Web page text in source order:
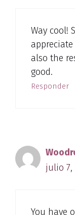
Way cool!
also the
good.
Responder
julio 7,
You have